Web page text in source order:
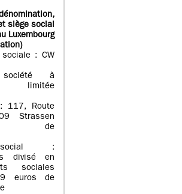
,
siège social
Luxembourg
)
sociale : CW
à
limitée
117, Route
Strassen
de
:
divisé en
sociales
euros de